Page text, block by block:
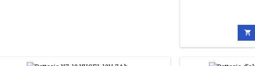
